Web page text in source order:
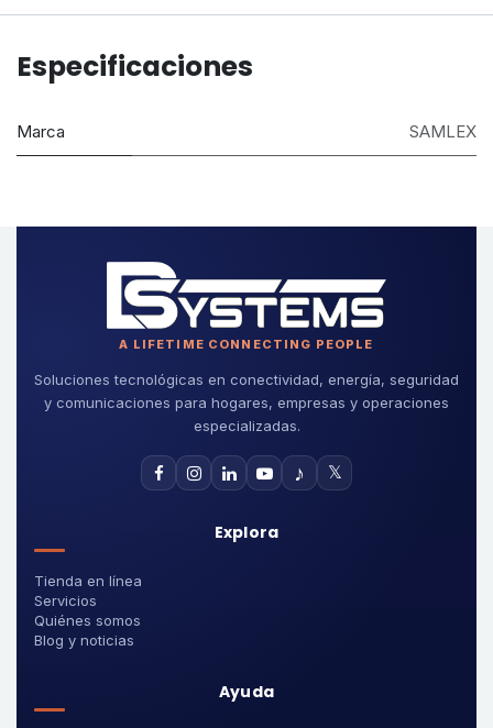
Especificaciones
Marca SAMLEX
A LIFETIME CONNECTING PEOPLE
Soluciones tecnológicas en conectividad, energía, seguridad
y comunicaciones para hogares, empresas y operaciones
especializadas.
♪ 𝕏
Explora
Tienda en línea
Servicios
Quiénes somos
Blog y noticias
Ayuda